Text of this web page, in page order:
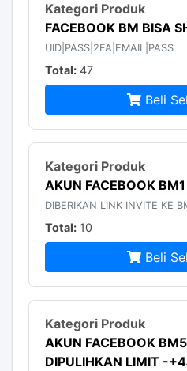
FACEBOOK BM BISA
UID|PASS|2FA|EMAIL|PASS
Total:47
Beli
AKUN FACEBOOK
DIBERIKAN LINK INVITE KE
Total:10
Beli
AKUN FACEBOOK
DIPULIHKAN LIMIT -